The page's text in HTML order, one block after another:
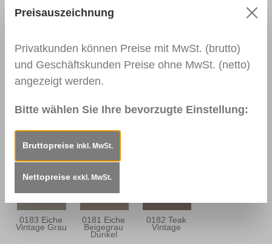
0111
Nussbaum
0166 Wenge
0164
Nussbaum
0112
0163
Braun
0157
Mooreiche
0183 Eiche
Vintage Grau
0181 Eiche
Beigegrau
Dunkel
0182 Teak
Vintage
Preisauszeichnung
Privatkunden können Preise mit MwSt. (brutto)
und Geschäftskunden Preise ohne MwSt. (netto)
angezeigt werden.
Bitte wählen Sie Ihre bevorzugte Einstellung:
Bruttopreise inkl. MwSt.
Nettopreise exkl. MwSt.